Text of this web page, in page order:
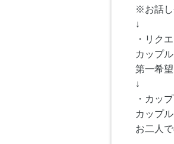
※お話し
↓
・リク
カップ
第一希
↓
・カッ
カップ
お二人